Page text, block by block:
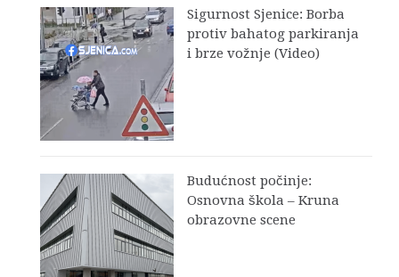
Sigurnost Sjenice: Borba
protiv bahatog parkiranja
i brze vožnje (Video)
Budućnost počinje:
Osnovna škola – Kruna
obrazovne scene